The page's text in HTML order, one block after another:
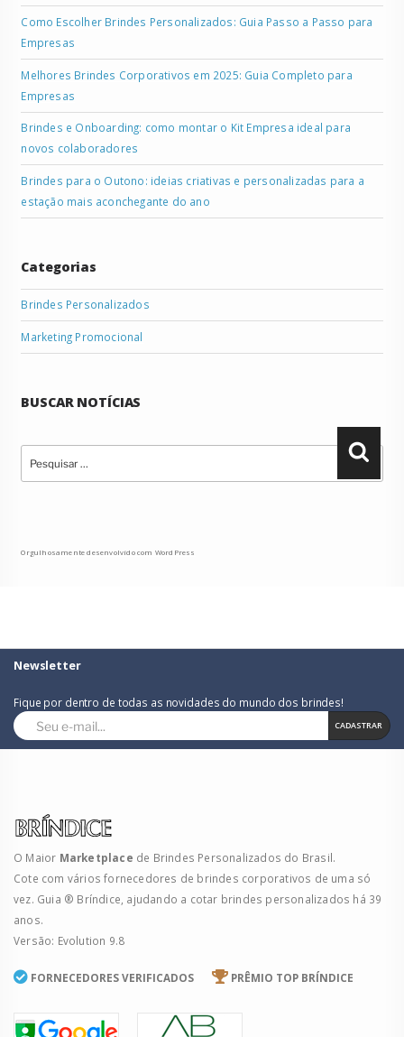
Como Escolher Brindes Personalizados: Guia Passo a Passo para
Empresas
Melhores Brindes Corporativos em 2025: Guia Completo para
Empresas
Brindes e Onboarding: como montar o Kit Empresa ideal para
novos colaboradores
Brindes para o Outono: ideias criativas e personalizadas para a
estação mais aconchegante do ano
Categorias
Brindes Personalizados
Marketing Promocional
BUSCAR NOTÍCIAS
por:
Orgulhosamente desenvolvido com WordPress
Newsletter
Fique por dentro de todas as novidades do mundo dos brindes!
CADASTRAR
O Maior Marketplace de Brindes Personalizados do Brasil.
Cote com vários fornecedores de brindes corporativos de uma só
vez. Guia ® Bríndice, ajudando a cotar brindes personalizados há 39
anos.
Versão: Evolution 9.8
FORNECEDORES VERIFICADOS PRÊMIO TOP BRÍNDICE